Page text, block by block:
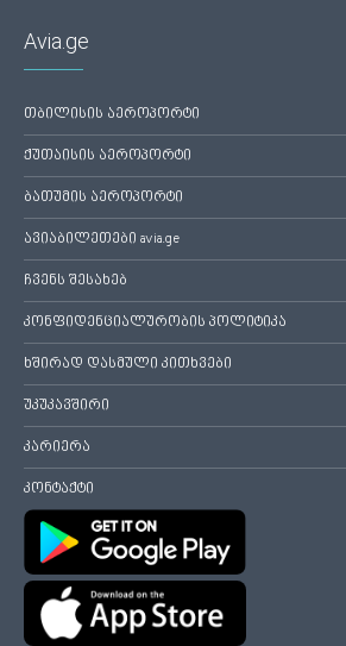
Avia.ge
თბილისის აეროპორტი
ქუთაისის აეროპორტი
ბათუმის აეროპორტი
ავიაბილეთები avia.ge
ჩვენს შესახებ
კონფიდენციალურობის პოლიტიკა
ხშირად დასმული კითხვები
უკუკავშირი
კარიერა
კონტაქტი